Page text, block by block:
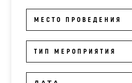
МЕСТО ПРОВЕДЕНИЯ
ТИП МЕРОПРИЯТИЯ